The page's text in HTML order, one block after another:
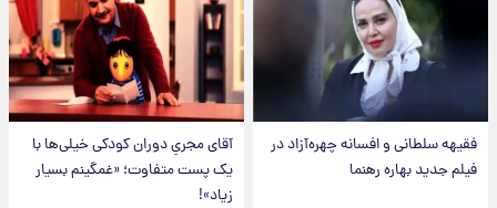
فقیهه سلطانی و افسانه چهره‌آزاد در
فیلم جدید بهاره رهنما
آقای مجریِ دوران کودکی خیلی‌ها با
یک پست متفاوت؛ «غمگینم بسیار
زیاد»!